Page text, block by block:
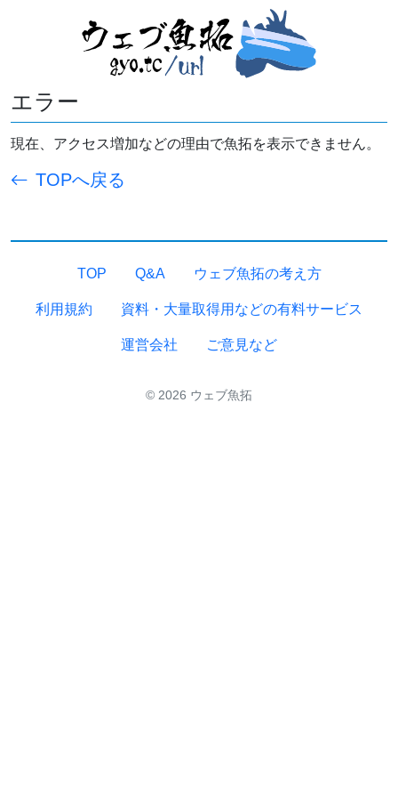
エラー
現在、アクセス増加などの理由で魚拓を表示できません。
TOPへ戻る
TOP Q&A ウェブ魚拓の考え方
利用規約 資料・大量取得用などの有料サービス
運営会社 ご意見など
© 2026 ウェブ魚拓